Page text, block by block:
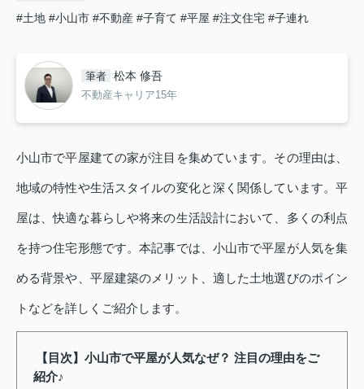
#土地 #小山市 #不動産 #子育て #平屋 #注文住宅 #子連れ
筆者 松本 修吾
不動産キャリア15年
小山市で平屋建ての家が注目を集めています。その理由は、
地域の特性や生活スタイルの変化と深く関係しています。平
屋は、快適な暮らしや将来の生活設計において、多くの利点
を持つ住宅形態です。本記事では、小山市で平屋が人気を集
める背景や、平屋建築のメリット、適した土地選びのポイン
トなどを詳しくご紹介します。
【目次】小山市で平屋が人気なぜ？ 注目の理由をご
紹介♪